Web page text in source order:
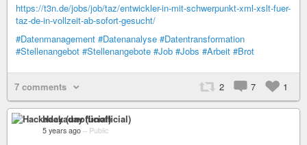
https://t3n.de/jobs/job/taz/entwickler-in-mit-schwerpunkt-xml-xslt-fuer-
taz-de-in-vollzeit-ab-sofort-gesucht/
#Datenmanagement #Datenanalyse #Datentransformation
#Stellenangebot #Stellenangebote #Job #Jobs #Arbeit #Brot
7 comments 2 7 1
Hackaday (unofficial)
5 years ago – Public